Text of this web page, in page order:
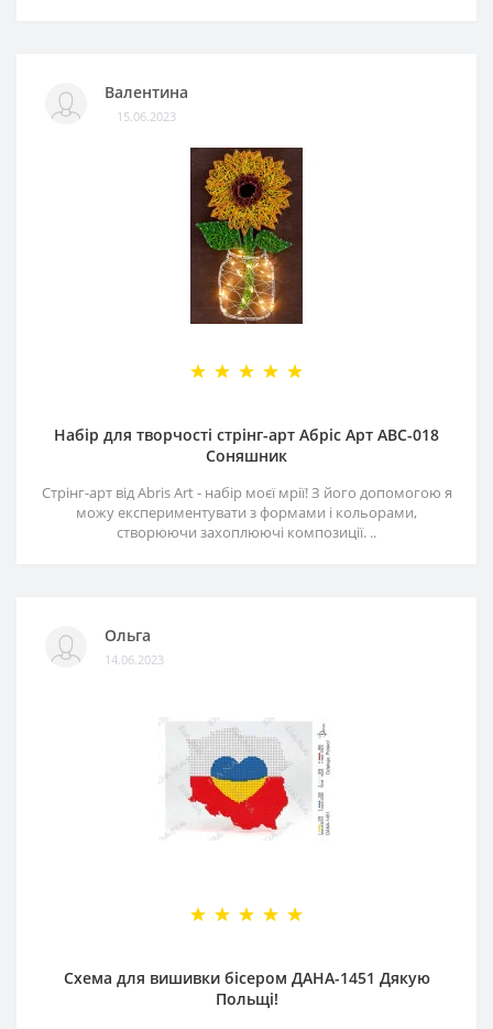
Валентина
15.06.2023
Набір для творчості стрінг-арт Абріс Арт АВС-018
Соняшник
Стрінг-арт від Abris Art - набір моєї мрії! З його допомогою я
можу експериментувати з формами і кольорами,
створюючи захоплюючі композиції. ..
Ольга
14.06.2023
Схема для вишивки бісером ДАНА-1451 Дякую
Польщі!